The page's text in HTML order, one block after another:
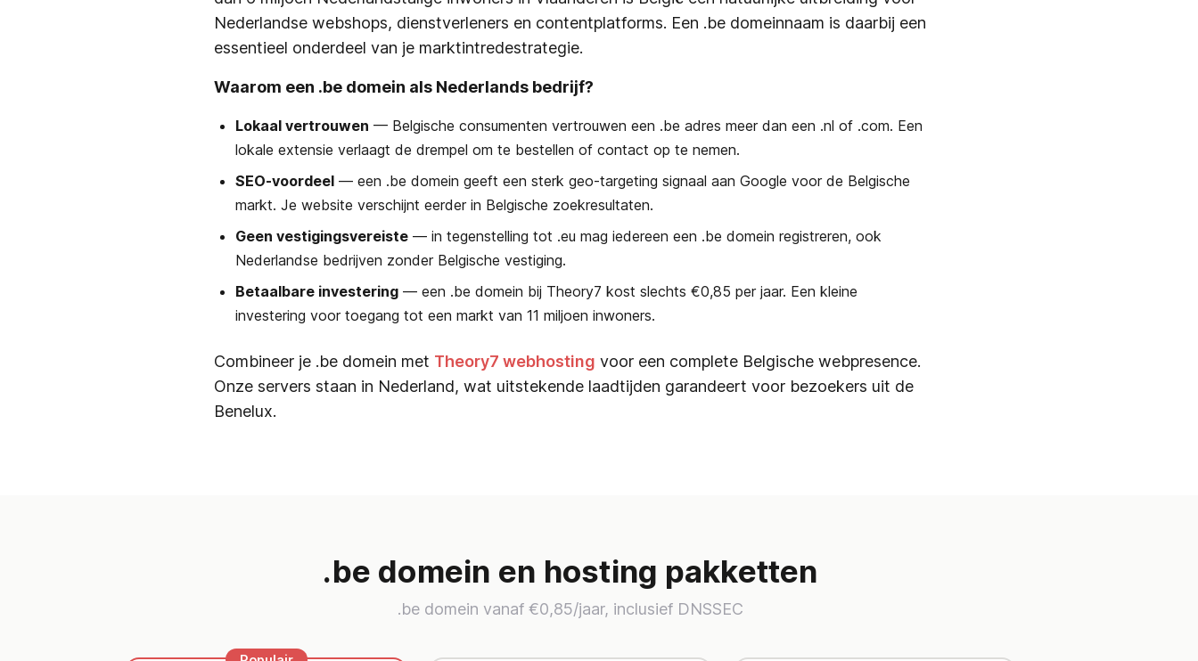
Nederlandse webshops, dienstverleners en contentplatforms. Een .be domeinnaam is daarbij een
essentieel onderdeel van je marktintredestrategie.
Waarom een .be domein als Nederlands bedrijf?
Lokaal vertrouwen — Belgische consumenten vertrouwen een .be adres meer dan een .nl of .com. Een
lokale extensie verlaagt de drempel om te bestellen of contact op te nemen.
SEO-voordeel — een .be domein geeft een sterk geo-targeting signaal aan Google voor de Belgische
markt. Je website verschijnt eerder in Belgische zoekresultaten.
Geen vestigingsvereiste — in tegenstelling tot .eu mag iedereen een .be domein registreren, ook
Nederlandse bedrijven zonder Belgische vestiging.
Betaalbare investering — een .be domein bij Theory7 kost slechts €0,85 per jaar. Een kleine
investering voor toegang tot een markt van 11 miljoen inwoners.
Combineer je .be domein met Theory7 webhosting voor een complete Belgische webpresence.
Onze servers staan in Nederland, wat uitstekende laadtijden garandeert voor bezoekers uit de
Benelux.
.be domein en hosting pakketten
.be domein vanaf €0,85/jaar, inclusief DNSSEC